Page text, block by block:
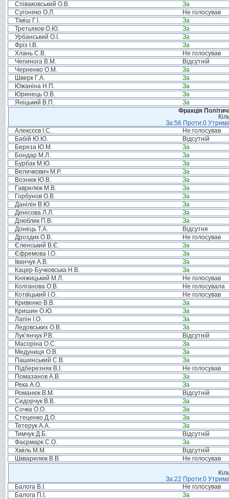
Співаковський О.В.
За
Сугоняко О.Л.
Не голосував
Тіміш Г.І.
За
Третьяков О.Ю.
За
Урбанський О.І.
За
Фріз І.В.
За
Хлань С.В.
Не голосував
Чепинога В.М.
Відсутній
Черненко О.М.
За
Шверк Г.А.
За
Южаніна Н.П.
За
Юринець О.В.
За
Яніцький В.П.
За
Фракція
За:56 Проти:0
Алексєєв І.С.
Не голосував
Бабій Ю.Ю.
Відсутній
Береза Ю.М.
За
Бондар М.Л.
За
Бурбак М.Ю.
За
Величкович М.Р.
За
Вознюк Ю.В.
За
Гаврилюк М.В.
За
Горбунов О.В.
За
Данілін В.Ю.
За
Денісова Л.Л.
За
Дзюблик П.В.
За
Донець Т.А.
Відсутня
Дроздик О.В.
Не голосував
Єленський В.Є.
За
Єфремова І.О.
За
Іванчук А.В.
За
Кацер-Бучковська Н.В.
За
Княжицький М.Л.
Не голосував
Колганова О.В.
Не голосувала
Котвіцький І.О.
Не голосував
Кривенко В.В.
За
Кришин О.Ю.
За
Лапін І.О.
За
Ледовських О.В.
За
Лук’янчук Р.В.
Відсутній
Масоріна О.С.
За
Медуниця О.В.
За
Пашинський С.В.
За
Підберезняк В.І.
Не голосував
Помазанов А.В.
За
Река А.О.
За
Романюк В.М.
Відсутній
Сидорчук В.В.
За
Сочка О.О.
За
Стеценко Д.О.
За
Тетерук А.А.
За
Тимчук Д.Б.
Відсутній
Фаєрмарк С.О.
За
Хміль М.М.
Відсутній
Шкварилюк В.В.
Не голосував
За:22 Проти:0
Балога В.І.
Не голосував
Балога П.І.
За